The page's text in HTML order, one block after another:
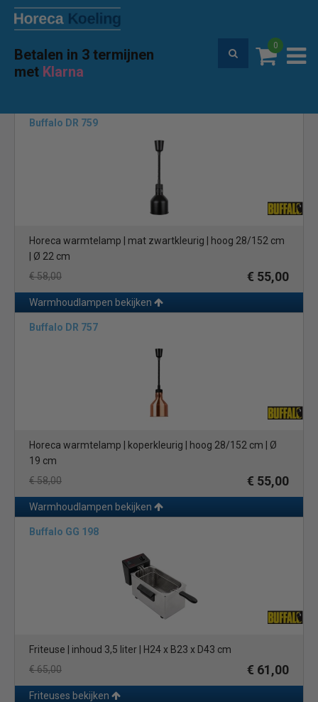
Betalen in 3 termijnen
met Klarna
0
Premium service en garantie
Home Merken
Buffalo DR 759
Horeca warmtelamp | mat zwartkleurig | hoog 28/152 cm
| Ø 22 cm
€ 58,00
€ 55,00
Warmhoudlampen bekijken
Buffalo DR 757
Horeca warmtelamp | koperkleurig | hoog 28/152 cm | Ø
19 cm
€ 58,00
€ 55,00
Warmhoudlampen bekijken
Buffalo GG 198
Friteuse | inhoud 3,5 liter | H24 x B23 x D43 cm
€ 65,00
€ 61,00
Friteuses bekijken